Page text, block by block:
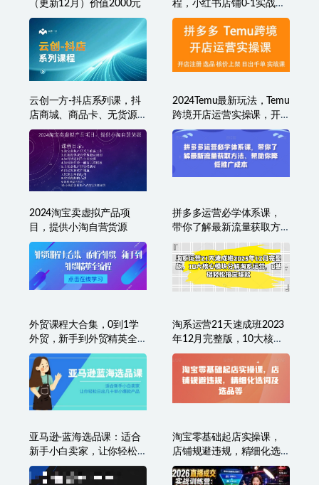
（更新12月）价值2000元
程，小红书店铺0-1实战教
学
云创一方-抖店系列课，​抖
店商城、商品卡、无货源
等玩法
2024Temu最新玩法，Temu
跨境开店运营实操课，开
店注册/选品/核价上架/日
出千单实战课
2024淘宝卖虚拟产品项
目，提供小淘自营货源
拼多多运营必学体系课，
带你了解最新流量获取方
法、帮助你降低推广成本
外贸课程大合集，0到1学
外贸，新手到外贸精英全
流程
淘系运营21天速成班2023
年12月完整版，10大核心
模块分解淘系运营，0基础
轻松搞定爆款
亚马逊-蓝海选品课：适合
新手小白卖家，让你轻松
日出几十单小爆款产品
淘宝零基础起店实操课，
店铺规避违规，精细化选
词及选品等